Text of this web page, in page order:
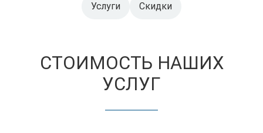
Услуги Скидки
СТОИМОСТЬ НАШИХ
УСЛУГ